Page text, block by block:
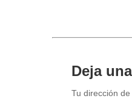
Deja
Tu dirección